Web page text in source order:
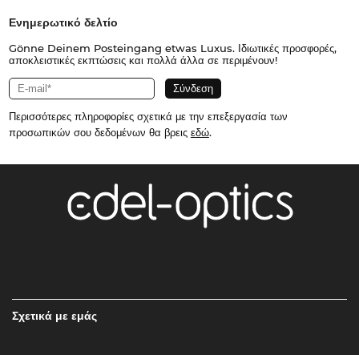
Ενημερωτικό δελτίο
Gönne Deinem Posteingang etwas Luxus. Ιδιωτικές προσφορές,
αποκλειστικές εκπτώσεις και πολλά άλλα σε περιμένουν!
Περισσότερες πληροφορίες σχετικά με την επεξεργασία των
προσωπικών σου δεδομένων θα βρεις εδώ.
Σχετικά με εμάς